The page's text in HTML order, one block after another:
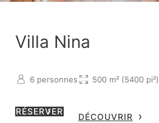
Villa Nina
6 personnes 500 m² (5400 pi²)
RÉSERVER
DÉCOUVRIR